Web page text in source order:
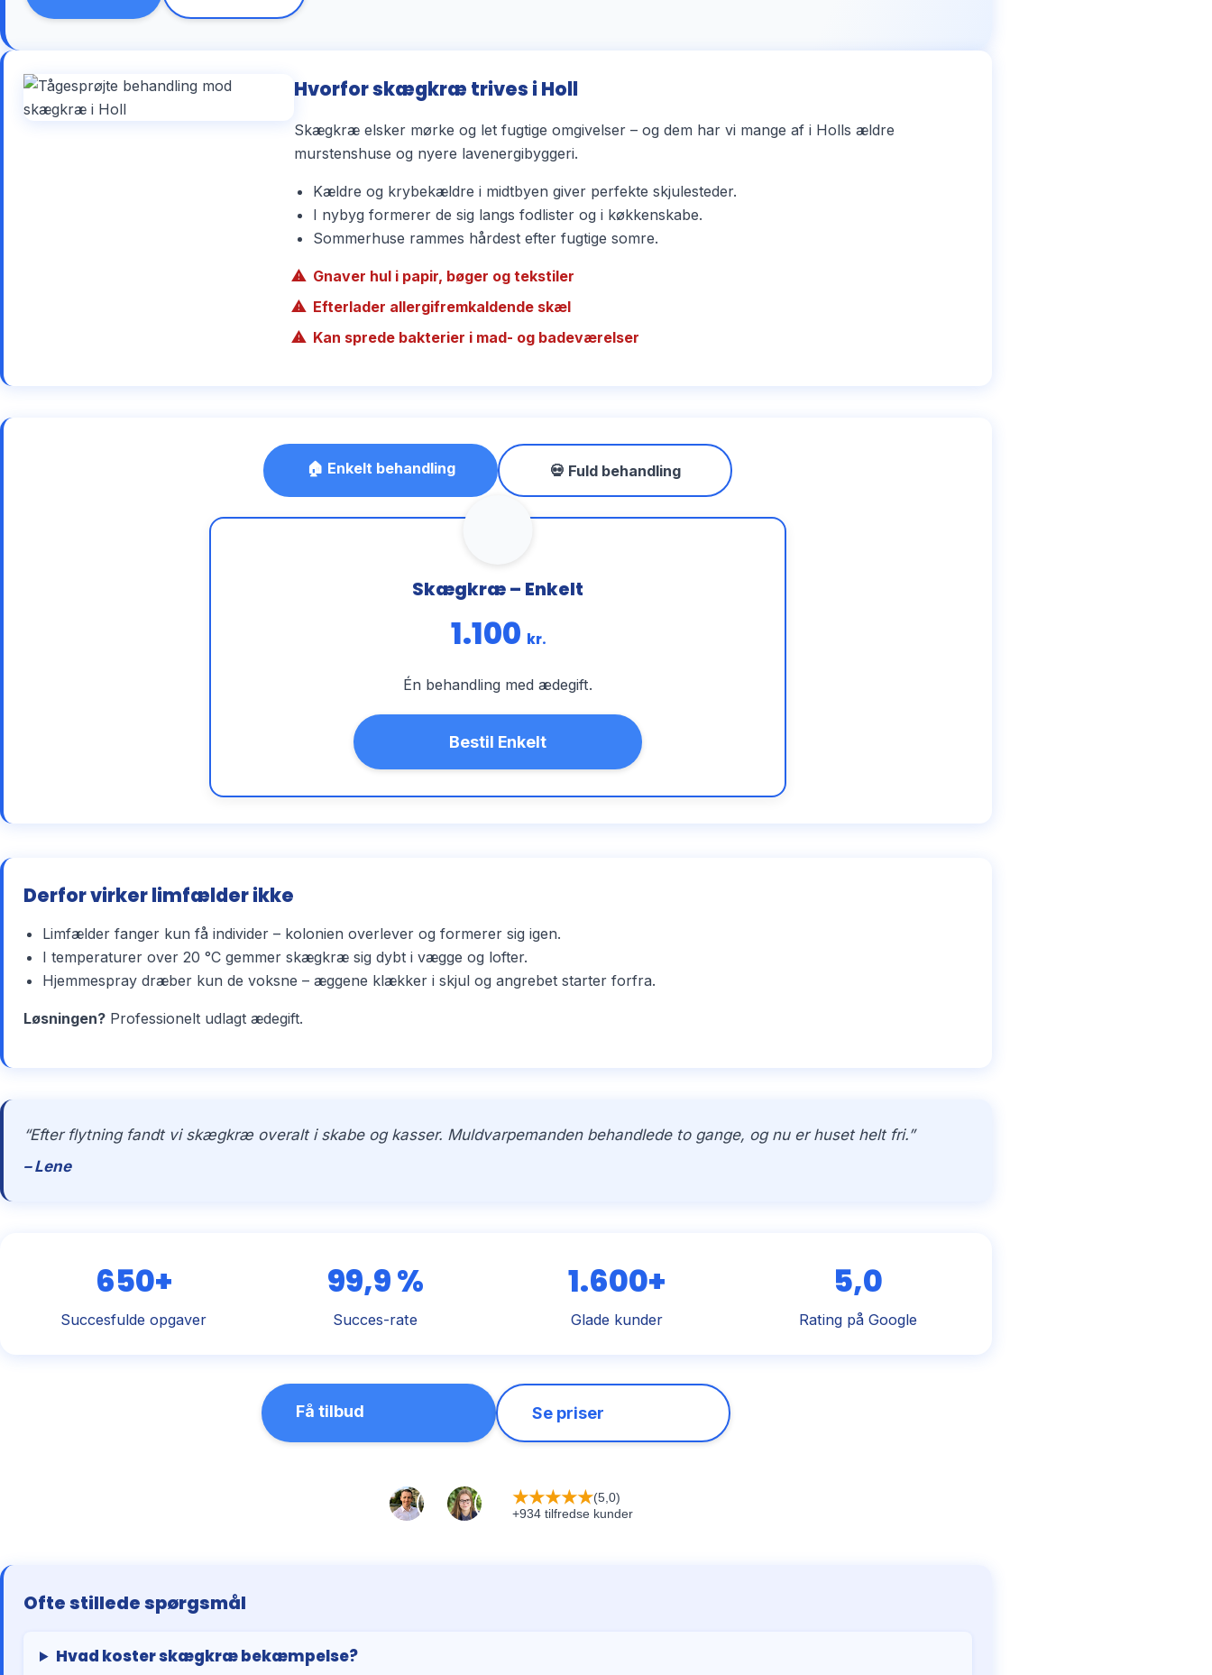
Hvorfor skægkræ trives i Holl
Skægkræ elsker mørke og let fugtige omgivelser – og dem har vi mange af i Holls ældre
murstenshuse og nyere lavenergibyggeri.
Kældre og krybekældre i midtbyen giver perfekte skjulesteder.
I nybyg formerer de sig langs fodlister og i køkkenskabe.
Sommerhuse rammes hårdest efter fugtige somre.
Gnaver hul i papir, bøger og tekstiler
Efterlader allergifremkaldende skæl
Kan sprede bakterier i mad- og badeværelser
🏠 Enkelt behandling 💀 Fuld behandling
Skægkræ – Enkelt
1.100 kr.
Én behandling med ædegift.
Bestil Enkelt
Derfor virker limfælder ikke
Limfælder fanger kun få individer – kolonien overlever og formerer sig igen.
I temperaturer over 20 °C gemmer skægkræ sig dybt i vægge og lofter.
Hjemmespray dræber kun de voksne – æggene klækker i skjul og angrebet starter forfra.
Løsningen? Professionelt udlagt ædegift.
“Efter flytning fandt vi skægkræ overalt i skabe og kasser. Muldvarpemanden behandlede to gange, og nu er huset helt fri.”
– Lene
650+
Succesfulde opgaver
99,9 %
Succes-rate
1.600+
Glade kunder
5,0
Rating på Google
Få tilbud Se priser
★★★★★(5,0)
+934 tilfredse kunder
Ofte stillede spørgsmål
Hvad koster skægkræ bekæmpelse?